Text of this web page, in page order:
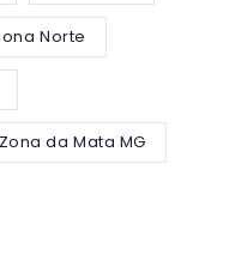
Norte
Zona da Mata MG